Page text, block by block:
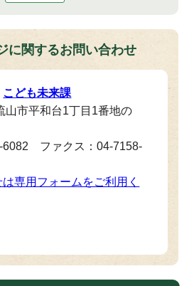
に関するお問い合わせ
こども未来課
市平和台1丁目1番地の
6082 ファクス：04-7158-
専用フォームをご利用く